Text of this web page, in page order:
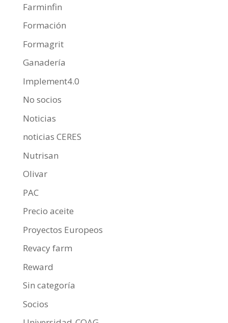
Farminfin
Formación
Formagrit
Ganadería
Implement4.0
No socios
Noticias
noticias CERES
Nutrisan
Olivar
PAC
Precio aceite
Proyectos Europeos
Revacy farm
Reward
Sin categoría
Socios